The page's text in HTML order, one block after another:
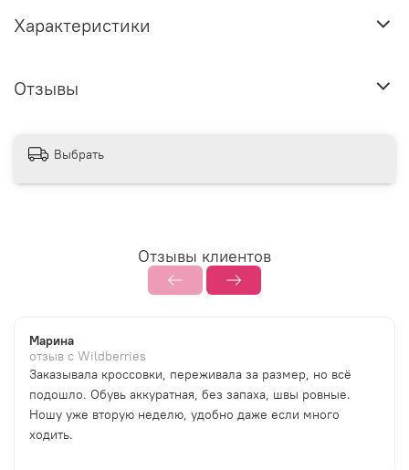
Характеристики
Отзывы
Выбрать
Отзывы клиентов
Марина
отзыв с Wildberries
Заказывала кроссовки, переживала за размер, но всё
подошло. Обувь аккуратная, без запаха, швы ровные.
Ношу уже вторую неделю, удобно даже если много
ходить.